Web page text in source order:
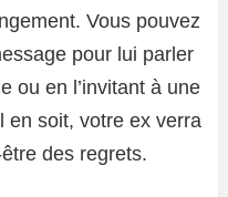
Vous pouvez
pour lui parler
ou en l’invitant à une
en soit, votre ex verra
des regrets.